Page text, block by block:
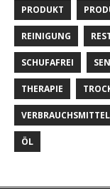
PRODUKT
REINIGUNG
SCHUFAFREI
THERAPIE
VERBRAUCHSMITTEL
ÖL